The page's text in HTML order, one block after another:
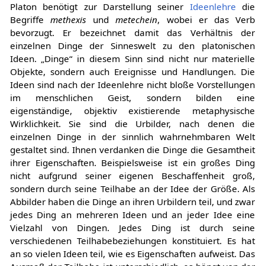
Platon benötigt zur Darstellung seiner Ideenlehre die
Begriffemethexis undmetechein, wobei er das Verb
bevorzugt. Er bezeichnet damit das Verhältnis der
einzelnen Dinge der Sinneswelt zu den platonischen
Ideen. „Dinge“ in diesem Sinn sind nicht nur materielle
Objekte, sondern auch Ereignisse und Handlungen. Die
Ideen sind nach der Ideenlehre nicht bloße Vorstellungen
im menschlichen Geist, sondern bilden eine
eigenständige, objektiv existierende metaphysische
Wirklichkeit. Sie sind die Urbilder, nach denen die
einzelnen Dinge in der sinnlich wahrnehmbaren Welt
gestaltet sind. Ihnen verdanken die Dinge die Gesamtheit
ihrer Eigenschaften. Beispielsweise ist ein großes Ding
nicht aufgrund seiner eigenen Beschaffenheit groß,
sondern durch seine Teilhabe an der Idee der Größe. Als
Abbilder haben die Dinge an ihren Urbildern teil, und zwar
jedes Ding an mehreren Ideen und an jeder Idee eine
Vielzahl von Dingen. Jedes Ding ist durch seine
verschiedenen Teilhabebeziehungen konstituiert. Es hat
an so vielen Ideen teil, wie es Eigenschaften aufweist. Das